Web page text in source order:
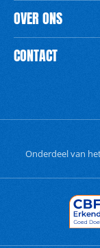
OVER ONS
CONTACT
Onderdeel van